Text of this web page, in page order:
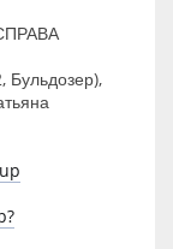
Бульдозер),